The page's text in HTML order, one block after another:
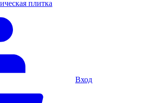
Вход